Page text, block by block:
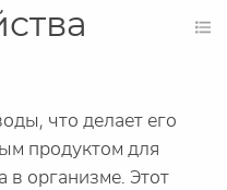
что делает его
продуктом для
в организме. Этот